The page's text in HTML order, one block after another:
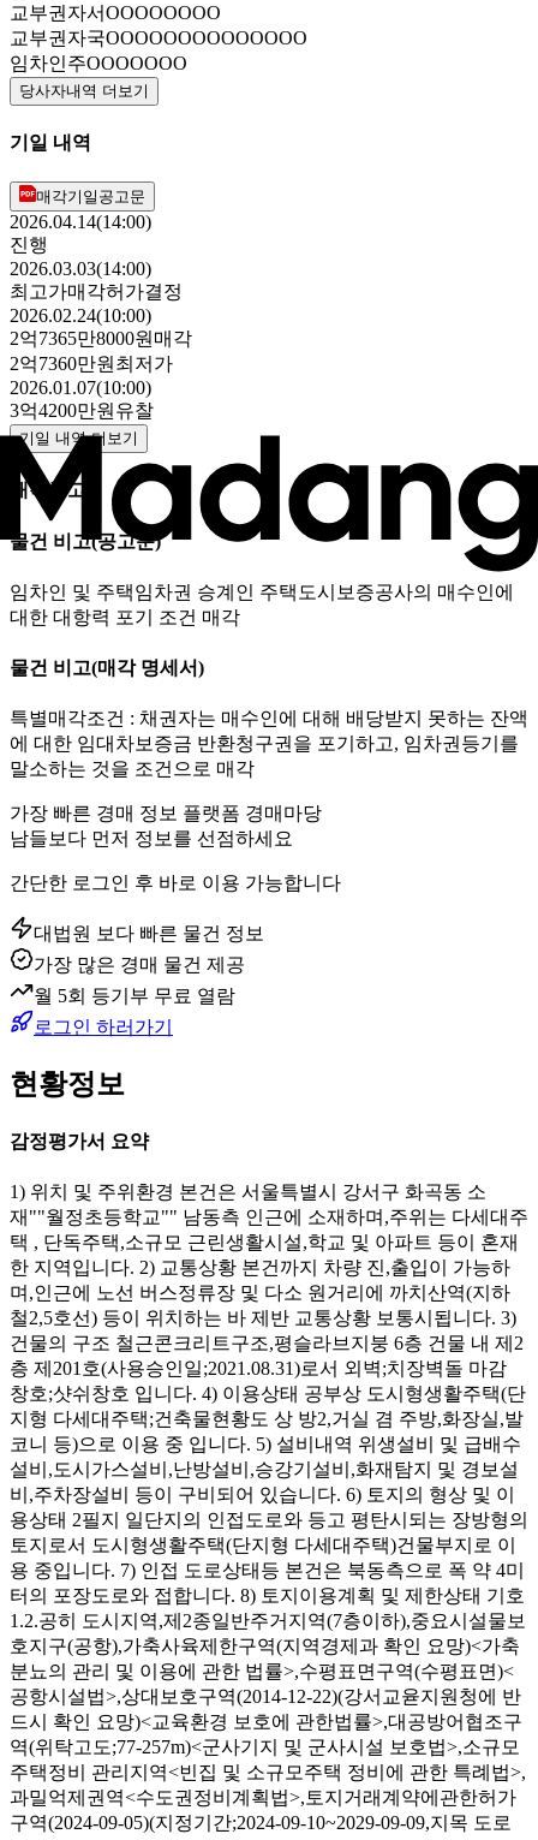
교부권자서OOOOOOOO
교부권자국OOOOOOOOOOOOOO
임차인주OOOOOOO
당사자내역 더보기
기일 내역
매각기일공고문
2026.04.14(14:00)
진행
2026.03.03(14:00)
최고가매각허가결정
2026.02.24(10:00)
2억7365만8000원 매각
2억7360만원 최저가
2026.01.07(10:00)
3억4200만원 유찰
기일 내역 더보기
매각공고
물건 비고(공고문)
임차인 및 주택임차권 승계인 주택도시보증공사의 매수인에
대한 대항력 포기 조건 매각
물건 비고(매각 명세서)
특별매각조건 : 채권자는 매수인에 대해 배당받지 못하는 잔액
에 대한 임대차보증금 반환청구권을 포기하고, 임차권등기를
말소하는 것을 조건으로 매각
가장 빠른 경매 정보 플랫폼 경매마당
남들보다 먼저 정보를 선점하세요
간단한 로그인 후 바로 이용 가능합니다
대법원 보다 빠른 물건 정보
가장 많은 경매 물건 제공
월 5회 등기부 무료 열람
로그인 하러가기
현황정보
감정평가서 요약
1) 위치 및 주위환경 본건은 서울특별시 강서구 화곡동 소
재""월정초등학교"" 남동측 인근에 소재하며,주위는 다세대주
택 , 단독주택,소규모 근린생활시설,학교 및 아파트 등이 혼재
한 지역입니다. 2) 교통상황 본건까지 차량 진,출입이 가능하
며,인근에 노선 버스정류장 및 다소 원거리에 까치산역(지하
철2,5호선) 등이 위치하는 바 제반 교통상황 보통시됩니다. 3)
건물의 구조 철근콘크리트구조,평슬라브지붕 6층 건물 내 제2
층 제201호(사용승인일;2021.08.31)로서 외벽;치장벽돌 마감
창호;샷쉬창호 입니다. 4) 이용상태 공부상 도시형생활주택(단
지형 다세대주택;건축물현황도 상 방2,거실 겸 주방,화장실,발
코니 등)으로 이용 중 입니다. 5) 설비내역 위생설비 및 급배수
설비,도시가스설비,난방설비,승강기설비,화재탐지 및 경보설
비,주차장설비 등이 구비되어 있습니다. 6) 토지의 형상 및 이
용상태 2필지 일단지의 인접도로와 등고 평탄시되는 장방형의
토지로서 도시형생활주택(단지형 다세대주택)건물부지로 이
용 중입니다. 7) 인접 도로상태등 본건은 북동측으로 폭 약 4미
터의 포장도로와 접합니다. 8) 토지이용계획 및 제한상태 기호
1.2.공히 도시지역,제2종일반주거지역(7층이하),중요시설물보
호지구(공항),가축사육제한구역(지역경제과 확인 요망)<가축
분뇨의 관리 및 이용에 관한 법률>,수평표면구역(수평표면)<
공항시설법>,상대보호구역(2014-12-22)(강서교윧지원청에 반
드시 확인 요망)<교육환경 보호에 관한법률>,대공방어협조구
역(위탁고도;77-257m)<군사기지 및 군사시설 보호법>,소규모
주택정비 관리지역<빈집 및 소규모주택 정비에 관한 특례법>,
과밀억제권역<수도권정비계획법>,토지거래계약에관한허가
구역(2024-09-05)(지정기간;2024-09-10~2029-09-09,지목 도로